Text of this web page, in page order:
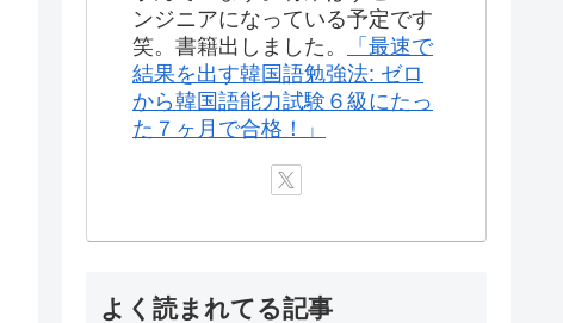
ンジニアになっている予定です
笑。書籍出しました。
「最速で
結果を出す韓国語勉強法: ゼロ
から韓国語能力試験６級にたっ
た７ヶ月で合格！」
よく読まれてる記事